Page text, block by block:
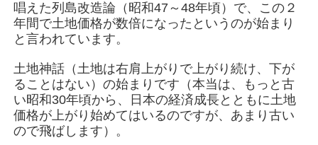
唱えた列島改造論（昭和47～48年頃）で、この２
年間で土地価格が数倍になったというのが始まり
と言われています。
土地神話（土地は右肩上がりで上がり続け、下が
ることはない）の始まりです（本当は、もっと古
い昭和30年頃から、日本の経済成長とともに土地
価格が上がり始めてはいるのですが、あまり古い
ので飛ばします）。